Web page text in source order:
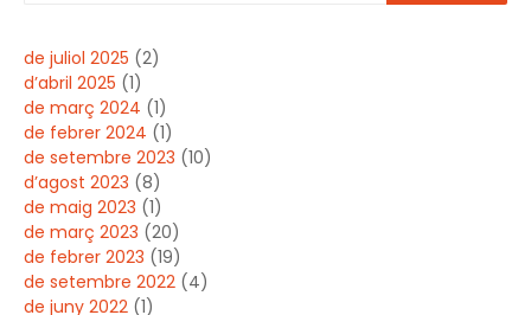
de juliol 2025 (2)
d’abril 2025 (1)
de març 2024 (1)
de febrer 2024 (1)
de setembre 2023 (10)
d’agost 2023 (8)
de maig 2023 (1)
de març 2023 (20)
de febrer 2023 (19)
de setembre 2022 (4)
de juny 2022 (1)